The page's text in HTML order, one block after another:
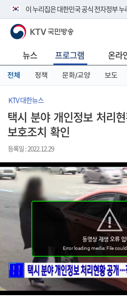
이 누리집은 대한민국 공식 전자정부
공식 누리집 주소 확인하기
니다.
이밖에 or.kr 또는 .kr등 다른 도메인 주
서 도메인 주소를 확인해 보세요
KTV 국민방송
뉴스 프로그램 온라
전체 정책 문화/교양 보도
KTV 대한뉴스
택시 분야 개인정보 처리
보호조치 확인
등록일 : 2022.12.29